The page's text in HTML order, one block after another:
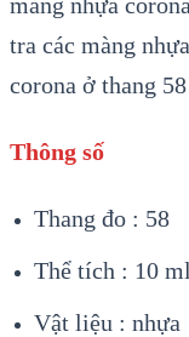
tra các màng
corona ở thang 58
Thông số
Thang đo : 58
Thể tích : 10 ml
Vật liệu : nhựa